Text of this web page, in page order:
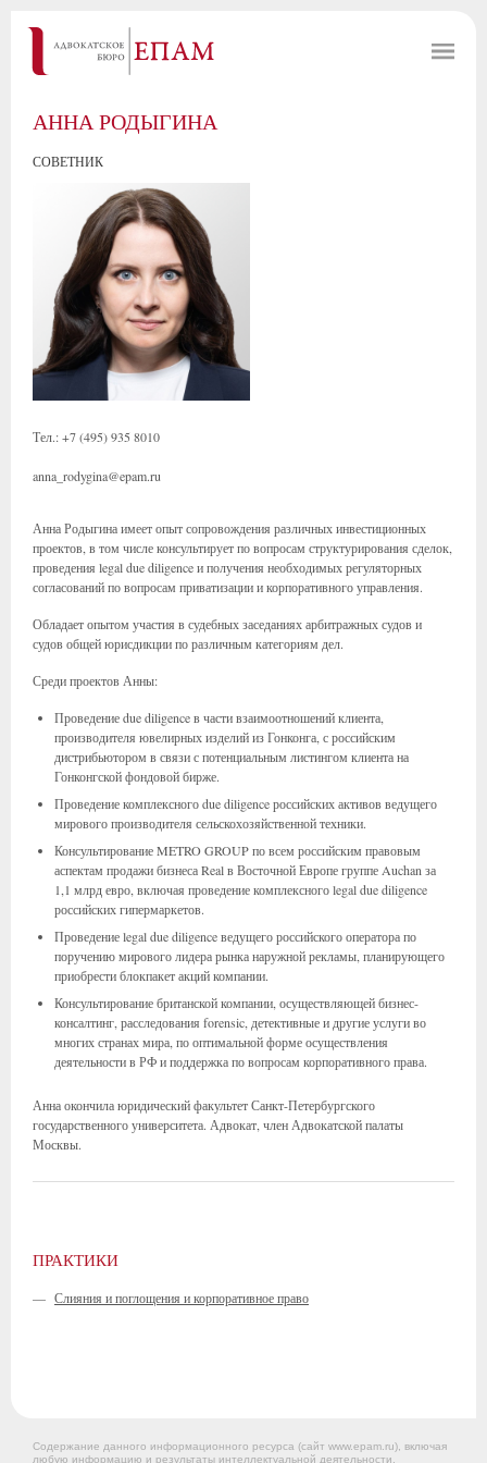
АННА РОДЫГИНА
СОВЕТНИК
Тел.: +7 (495) 935 8010
anna_rodygina@epam.ru
Анна Родыгина имеет опыт сопровождения различных инвестиционных
проектов, в том числе консультирует по вопросам структурирования сделок,
проведения legal due diligence и получения необходимых регуляторных
согласований по вопросам приватизации и корпоративного управления.
Обладает опытом участия в судебных заседаниях арбитражных судов и
судов общей юрисдикции по различным категориям дел.
Среди проектов Анны:
Проведение due diligence в части взаимоотношений клиента,
производителя ювелирных изделий из Гонконга, с российским
дистрибьютором в связи с потенциальным листингом клиента на
Гонконгской фондовой бирже.
Проведение комплексного due diligence российских активов ведущего
мирового производителя сельскохозяйственной техники.
Консультирование METRO GROUP по всем российским правовым
аспектам продажи бизнеса Real в Восточной Европе группе Auchan за
1,1 млрд евро, включая проведение комплексного legal due diligence
российских гипермаркетов.
Проведение legal due diligence ведущего российского оператора по
поручению мирового лидера рынка наружной рекламы, планирующего
приобрести блокпакет акций компании.
Консультирование британской компании, осуществляющей бизнес-
консалтинг, расследования forensic, детективные и другие услуги во
многих странах мира, по оптимальной форме осуществления
деятельности в РФ и поддержка по вопросам корпоративного права.
Анна окончила юридический факультет Санкт-Петербургского
государственного университета. Адвокат, член Адвокатской палаты
Москвы.
ПРАКТИКИ
— Слияния и поглощения и корпоративное право
Содержание данного информационного ресурса (сайт www.epam.ru), включая
любую информацию и результаты интеллектуальной деятельности,